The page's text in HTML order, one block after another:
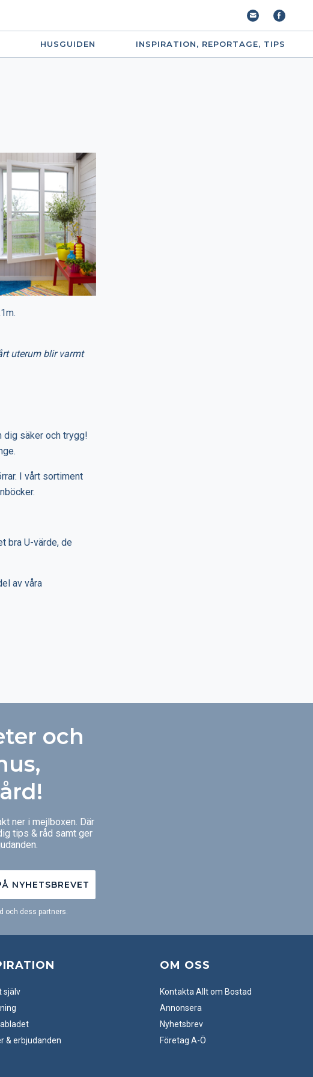
HUSGUIDEN INSPIRATION, REPORTAGE, TIPS
uterum blir varmt
dig säker och trygg!
I vårt sortiment
bra U-värde, de
av våra
och
ner i mejlboxen. Där
tips & råd samt ger
NYHETSBREVET
och dess partners.
själv
& erbjudanden
OM OSS
Kontakta Allt om Bostad
Annonsera
Nyhetsbrev
Företag A-Ö